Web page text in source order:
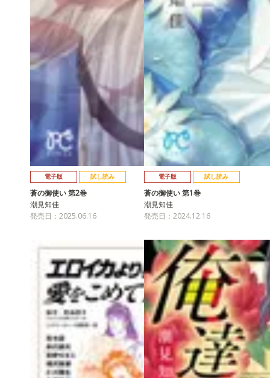
電子版 試し読み
蒼の御使い 第2巻
潮見知佳
発売日：2025.06.16
電子版 試し読み
蒼の御使い 第1巻
潮見知佳
発売日：2024.12.16